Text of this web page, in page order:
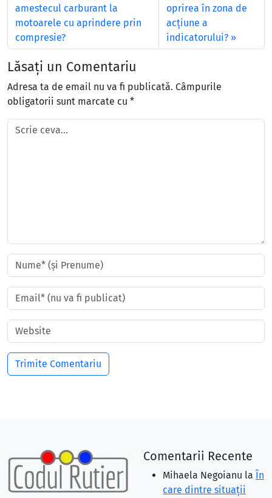
amestecul carburant la
motoarele cu aprindere prin
compresie?
oprirea în zona de
acţiune a
indicatorului?
Lăsați un Comentariu
Adresa ta de email nu va fi publicată. Câmpurile
obligatorii sunt marcate cu *
Comentarii Recente
Mihaela Negoianu la În
care dintre situaţii